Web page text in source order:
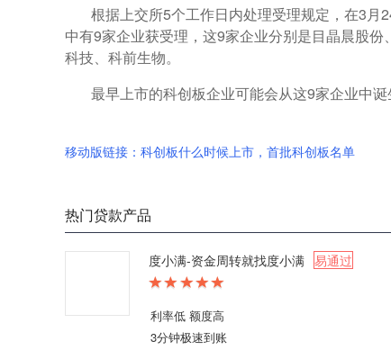
根据上交所5个工作日内处理受理规定，在3
中有9家企业获受理，这9家企业分别是目晶晨股
科技、科前生物。
最早上市的科创板企业可能会从这9家企业中诞
移动版链接：科创板什么时候上市，首批科创板名单
热门贷款产品
度小满-资金周转就找度小满 易通过
利率低 额度高
3分钟极速到账